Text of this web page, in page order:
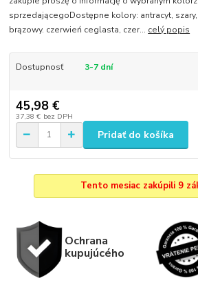
sprzedającegoDostępne kolory: antracyt,
brązowy. czerwień ceglasta, czer... celý popis
Dostupnosť 3-7 dní
45,98 €
37,38 € bez DPH
Pridať do košíka
Tento mesiac zakúpili 9
Ochrana
kupujúcého